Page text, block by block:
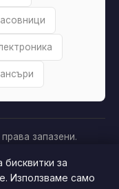
запазени.
сайт е независим и
Когато купите
за
Използваме само